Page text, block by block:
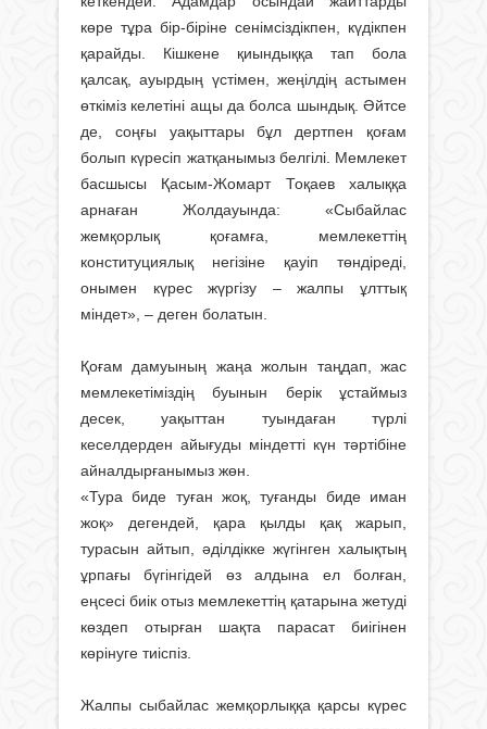
көре тұра бір-біріне сенімсіздікпен, күдікпен
қа­райды. Кішкене қиындыққа тап бола
қалсақ, ауырдың үстімен, жеңілдің астымен
өткіміз келетіні ащы да болса шындық. Әйтсе
де, соңғы уақыттары бұл дертпен қоғам
болып күресіп жатқаны­мыз белгілі. Мемлекет
басшысы Қасым-Жомарт Тоқаев халыққа
арнаған Жолдауында: «Сыбайлас
жемқорлық қоғамға, мемлекет­тің
конституциялық негізіне қауіп төндіреді,
онымен күрес жүргізу – жалпы ұлттық
міндет», – деген болатын.
Қоғам дамуының жаңа жолын таңдап, жас
мемлекетіміздің буынын берік ұс­таймыз
десек, уақыттан туындаған түр­лі
кеселдерден айығуды міндетті күн тәртібіне
айналдырғанымыз жөн.
«Тура биде туған жоқ, туғанды биде иман
жоқ» дегендей, қара қылды қақ жарып,
турасын айтып, әділдікке жүгінген халықтың
ұрпағы бүгінгідей өз алдына ел болған,
еңсесі биік отыз мемлекеттің қатарына жетуді
көздеп отырған шақта парасат биігінен
көрінуге тиіспіз.
Жалпы сыбайлас жемқорлық­қа қарсы күрес